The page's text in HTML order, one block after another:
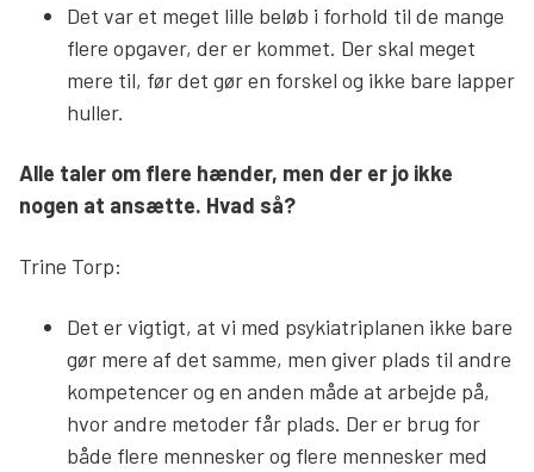
Det var et meget lille beløb i forhold til de mange
flere opgaver, der er kommet. Der skal meget
mere til, før det gør en forskel og ikke bare lapper
huller.
Alle taler om flere hænder, men der er jo ikke
nogen at ansætte. Hvad så?
Trine Torp:
Det er vigtigt, at vi med psykiatriplanen ikke bare
gør mere af det samme, men giver plads til andre
kompetencer og en anden måde at arbejde på,
hvor andre metoder får plads. Der er brug for
både flere mennesker og flere mennesker med